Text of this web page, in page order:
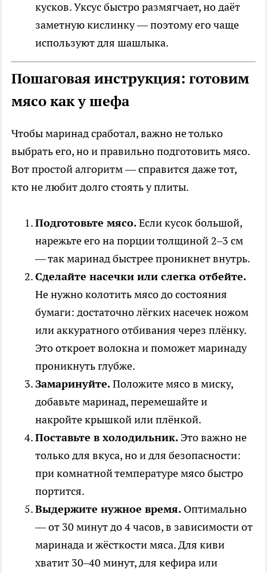
кусков. Уксус быстро размягчает, но даёт
заметную кислинку — поэтому его чаще
используют для шашлыка.
Пошаговая инструкция: готовим
мясо как у шефа
Чтобы маринад сработал, важно не только
выбрать его, но и правильно подготовить мясо.
Вот простой алгоритм — справится даже тот,
кто не любит долго стоять у плиты.
Подготовьте мясо.Если кусок большой,
нарежьте его на порции толщиной 2–3 см
— так маринад быстрее проникнет внутрь.
Сделайте насечки или слегка отбейте.
Не нужно колотить мясо до состояния
бумаги: достаточно лёгких насечек ножом
или аккуратного отбивания через плёнку.
Это откроет волокна и поможет маринаду
проникнуть глубже.
Замаринуйте.Положите мясо в миску,
добавьте маринад, перемешайте и
накройте крышкой или плёнкой.
Поставьте в холодильник. Это важно не
только для вкуса, но и для безопасности:
при комнатной температуре мясо быстро
портится.
Выдержите нужное время. Оптимально
— от 30 минут до 4 часов, в зависимости от
маринада и жёсткости мяса. Для киви
хватит 30–40 минут, для кефира или